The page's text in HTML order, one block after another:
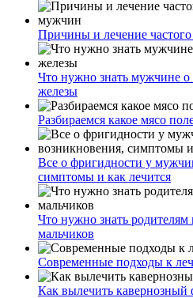
Причины и лечение
Что нужно знать мужчине
железы
Разбираемся какое мясо
Все о фригидности у
симптомы и как лечится
Что нужно знать
мальчиков
Современные подходы к
Как вылечить кавернозный